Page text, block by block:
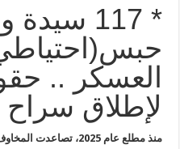
* 117
العسكر ..
لإطلاق سراح
منذ مطلع عام 2025،